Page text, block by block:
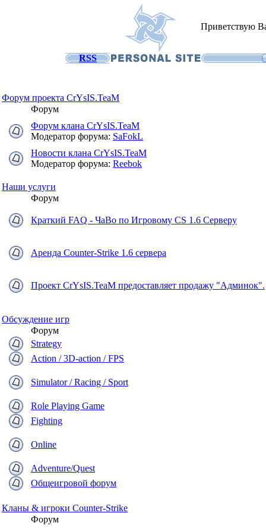
Приветствую
RSS
Форум проекта CrYsIS.TeaM
Форум
Форум клана CrYsIS.TeaM
Модератор форума: SaFokL
Новости клана CrYsIS.TeaM
Модератор форума: Reebok
Наши услуги
Форум
Краткий FAQ - ЧаВо по Игровому CS 1.6 Серверу
Аренда Counter-Strike 1.6 сервера
Проект CrYsIS.TeaM предоставляет продажу "Админок".
Обсуждение игр
Форум
Strategy
Action / 3D-action / FPS
Simulator / Racing / Sport
Role Playing Game
Fighting
Online
Adventure/Quest
Общеигровой форум
Кланы & игроки Counter-Strike
Форум